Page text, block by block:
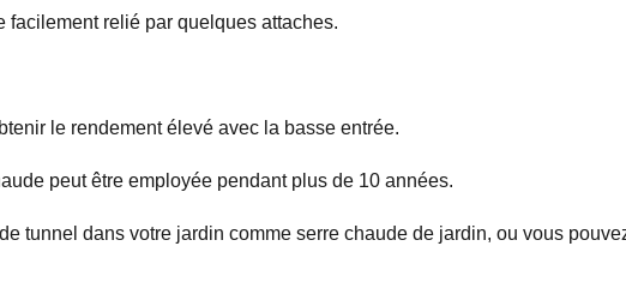
facilement relié par quelques attaches.
le rendement élevé avec la basse entrée.
peut être employée pendant plus de 10 années.
tunnel dans votre jardin comme serre chaude de jardin, ou vous